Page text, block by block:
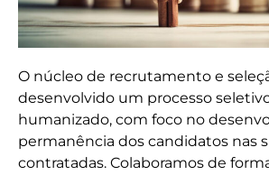
O núcleo de recrutamento e
desenvolvido um processo
humanizado, com foco no
permanência dos candidatos nas
contratadas. Colaboramos de